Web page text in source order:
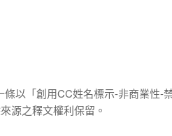
以「創用CC姓名標示-非商業性-
源之釋文權利保留。